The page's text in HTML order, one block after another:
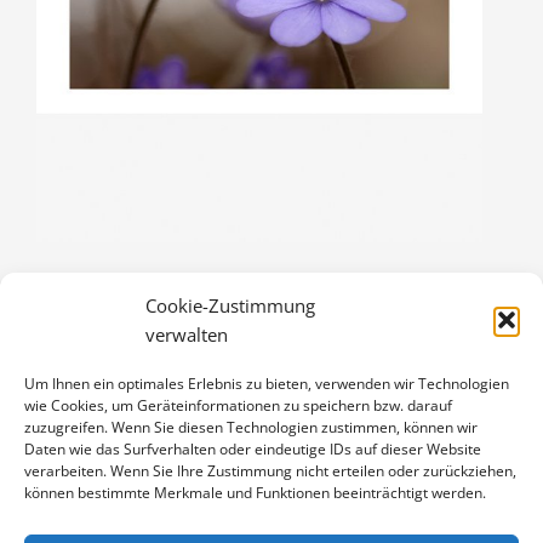
Cookie-Zustimmung
verwalten
Um Ihnen ein optimales Erlebnis zu bieten, verwenden wir Technologien
wie Cookies, um Geräteinformationen zu speichern bzw. darauf
zuzugreifen. Wenn Sie diesen Technologien zustimmen, können wir
Daten wie das Surfverhalten oder eindeutige IDs auf dieser Website
verarbeiten. Wenn Sie Ihre Zustimmung nicht erteilen oder zurückziehen,
können bestimmte Merkmale und Funktionen beeinträchtigt werden.
LEBERBLÜMCHEN
Enthält 19% Mwst.
Versand
Klappkarte DIN A6 (105 x 148 mm), mit Originalfoto (ca. 90 x 130
mm) und Umschlag
LEBERBLÜMCHEN